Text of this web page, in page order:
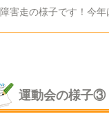
障害走の様子です！今
運動会の様子③